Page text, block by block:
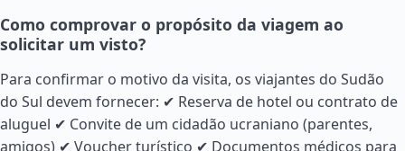
Como comprovar o propósito da viagem ao
solicitar um visto?
Para confirmar o motivo da visita, os viajantes do Sudão
do Sul devem fornecer: ✔ Reserva de hotel ou contrato de
aluguel ✔ Convite de um cidadão ucraniano (parentes,
amigos) ✔ Voucher turístico ✔ Documentos médicos para